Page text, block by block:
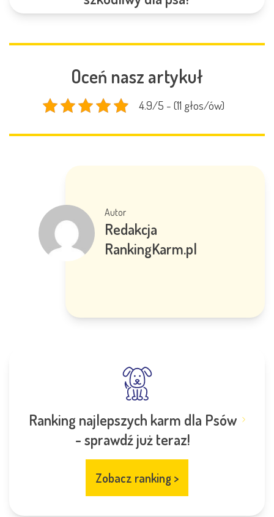
Oceń nasz artykuł
4.9/5 - (11 głos/ów)
Autor
Redakcja
RankingKarm.pl
Ranking najlepszych karm dla Psów
- sprawdź już teraz!
Zobacz ranking >